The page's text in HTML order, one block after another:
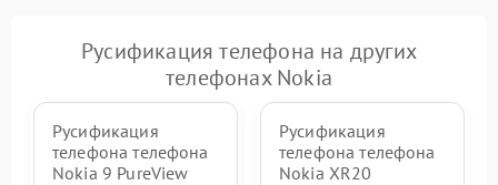
Русификация телефона на других
телефонах Nokia
Русификация
телефона телефона
Nokia 9 PureView
Русификация
телефона телефона
Nokia XR20